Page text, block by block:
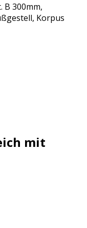
B 300mm,
Korpus
mit